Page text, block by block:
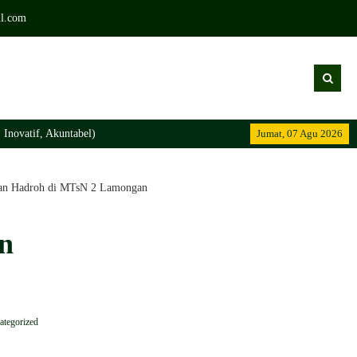
Jumat, 07 Agu 2026
Hadroh di MTsN 2 Lamongan